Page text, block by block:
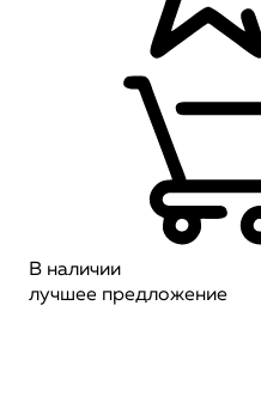
В наличии
лучшее предложение